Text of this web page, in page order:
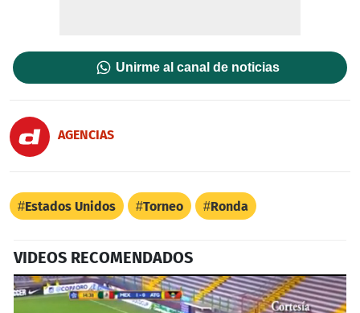
Unirme al canal de noticias
AGENCIAS
Estados Unidos Torneo Ronda
VIDEOS RECOMENDADOS